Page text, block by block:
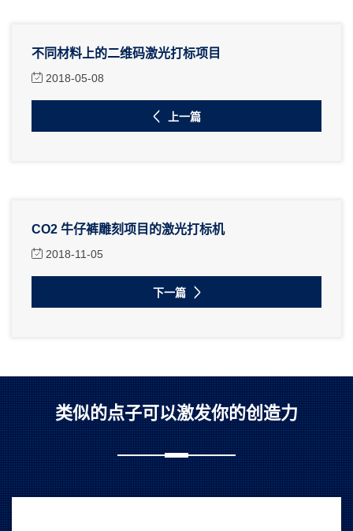
不同材料上的二维码激光打标项目
2018-05-08
上一篇
CO2 牛仔裤雕刻项目的激光打标机
2018-11-05
下一篇
类似的点子可以激发你的创造力